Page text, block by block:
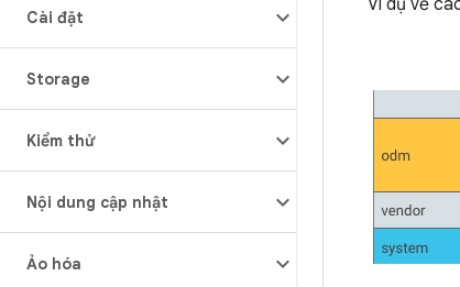
Cài đặt
Storage
Kiểm thử
Nội dung cập nhật
Ảo hóa
Ví dụ về